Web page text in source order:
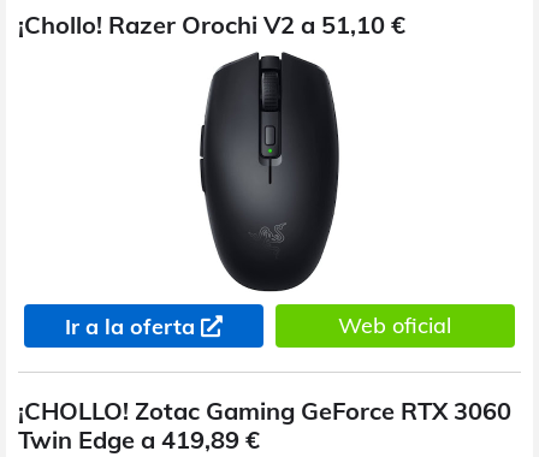
¡Chollo! Razer Orochi V2 a 51,10 €
Ir a la oferta Web oficial
¡CHOLLO! Zotac Gaming GeForce RTX 3060
Twin Edge a 419,89 €